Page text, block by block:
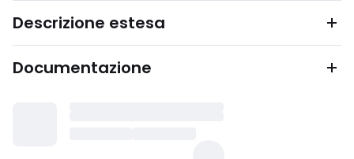
Descrizione estesa
Documentazione